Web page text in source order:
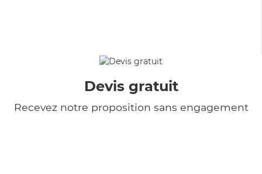
Devis gratuit
Recevez notre proposition sans engagement